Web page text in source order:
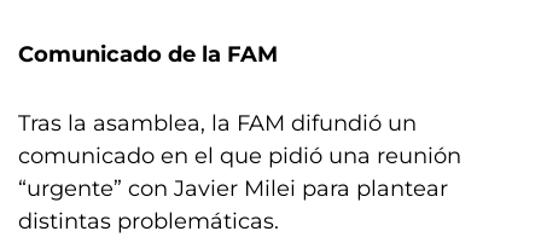
Comunicado de la FAM
Tras la asamblea, la FAM difundió un
comunicado en el que pidió una reunión
“urgente” con Javier Milei para plantear
distintas problemáticas.